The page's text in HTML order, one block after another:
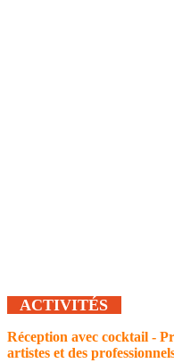
ACTIVITÉS
Réception avec cocktail -
artistes et des